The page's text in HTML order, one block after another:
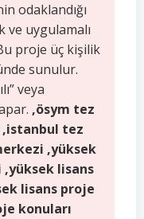
odaklandığı
uygulamalı
proje üç kişilik
sunulur.
veya
,ösym tez
tez
,yüksek
lisans
lisans proje
konuları